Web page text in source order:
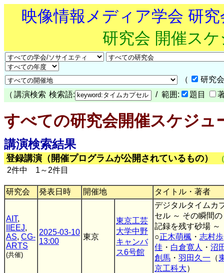
映像情報メディア学会 研
研究会 開催ス
（
研究
（ 講演検索 検索語: / 範囲: 題目
すべての研究会開催スケジュ
講演検索結果
登録講演（開催プログラムが公開されているもの）
2件中 1～2件目
研究会 発表日時 開催地 タイトル・著者
AIT,
IIEEJ,
AS, CG-
ARTS
(共催)
2025-03-10
13:00
東京
東京工芸
大学中野
キャンバ
ス6号館
デジタルタイムカ
セル ～ その瞬間の
記録を残す砂場 ～
○正木萌楓 ・ 志村歩
佳 ・ 白倉寛人 ・ 沼
創馬 ・ 羽田久一 （
京工科大）